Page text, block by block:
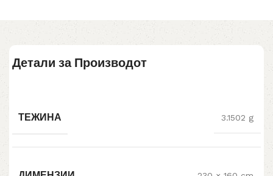
Детали за Производот
ТЕЖИНА 3.1502 g